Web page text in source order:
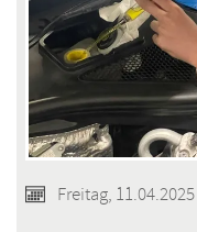
Freitag, 11.04.2025